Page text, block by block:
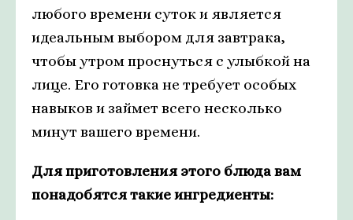
любого времени суток и является
идеальным выбором для завтрака,
чтобы утром проснуться с улыбкой на
лице. Его готовка не требует особых
навыков и займет всего несколько
минут вашего времени.
Для приготовления этого блюда вам
понадобятся такие ингредиенты: